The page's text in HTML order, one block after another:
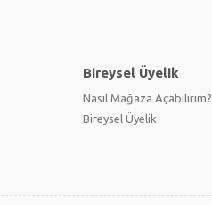
Bireysel Üyelik
Nasıl Mağaza Açabilirim?
Bireysel Üyelik